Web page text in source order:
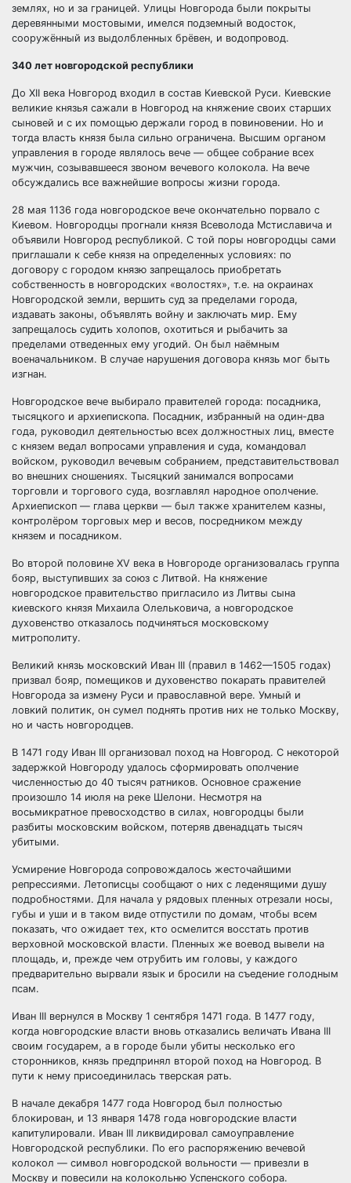
землях, но и за границей. Улицы Новгорода были покрыты
деревянными мостовыми, имелся подземный водосток,
сооружённый из выдолбленных брёвен, и водопровод.
340 лет новгородской республики
До XII века Новгород входил в состав Киевской Руси. Киевские
великие князья сажали в Новгород на княжение своих старших
сыновей и с их помощью держали город в повиновении. Но и
тогда власть князя была сильно ограничена. Высшим органом
управления в городе являлось вече — общее собрание всех
мужчин, созывавшееся звоном вечевого колокола. На вече
обсуждались все важнейшие вопросы жизни города.
28 мая 1136 года новгородское вече окончательно порвало с
Киевом. Новгородцы прогнали князя Всеволода Мстиславича и
объявили Новгород республикой. С той поры новгородцы сами
приглашали к себе князя на определенных условиях: по
договору с городом князю запрещалось приобретать
собственность в новгородских «волостях», т.е. на окраинах
Новгородской земли, вершить суд за пределами города,
издавать законы, объявлять войну и заключать мир. Ему
запрещалось судить холопов, охотиться и рыбачить за
пределами отведенных ему угодий. Он был наёмным
военачальником. В случае нарушения договора князь мог быть
изгнан.
Новгородское вече выбирало правителей города: посадника,
тысяцкого и архиепископа. Посадник, избранный на один-два
года, руководил деятельностью всех должностных лиц, вместе
с князем ведал вопросами управления и суда, командовал
войском, руководил вечевым собранием, представительствовал
во внешних сношениях. Тысяцкий занимался вопросами
торговли и торгового суда, возглавлял народное ополчение.
Архиепископ — глава церкви — был также хранителем казны,
контролёром торговых мер и весов, посредником между
князем и посадником.
Во второй половине XV века в Новгороде организовалась группа
бояр, выступивших за союз с Литвой. На княжение
новгородское правительство пригласило из Литвы сына
киевского князя Михаила Олельковича, а новгородское
духовенство отказалось подчиняться московскому
митрополиту.
Великий князь московский Иван III (правил в 1462—1505 годах)
призвал бояр, помещиков и духовенство покарать правителей
Новгорода за измену Руси и православной вере. Умный и
ловкий политик, он сумел поднять против них не только Москву,
но и часть новгородцев.
В 1471 году Иван III организовал поход на Новгород. С некоторой
задержкой Новгороду удалось сформировать ополчение
численностью до 40 тысяч ратников. Основное сражение
произошло 14 июля на реке Шелони. Несмотря на
восьмикратное превосходство в силах, новгородцы были
разбиты московским войском, потеряв двенадцать тысяч
убитыми.
Усмирение Новгорода сопровождалось жесточайшими
репрессиями. Летописцы сообщают о них с леденящими душу
подробностями. Для начала у рядовых пленных отрезали носы,
губы и уши и в таком виде отпустили по домам, чтобы всем
показать, что ожидает тех, кто осмелится восстать против
верховной московской власти. Пленных же воевод вывели на
площадь, и, прежде чем отрубить им головы, у каждого
предварительно вырвали язык и бросили на съедение голодным
псам.
Иван III вернулся в Москву 1 сентября 1471 года. В 1477 году,
когда новгородские власти вновь отказались величать Ивана III
своим государем, а в городе были убиты несколько его
сторонников, князь предпринял второй поход на Новгород. В
пути к нему присоединилась тверская рать.
В начале декабря 1477 года Новгород был полностью
блокирован, и 13 января 1478 года новгородские власти
капитулировали. Иван III ликвидировал самоуправление
Новгородской республики. По его распоряжению вечевой
колокол — символ новгородской вольности — привезли в
Москву и повесили на колокольню Успенского собора.